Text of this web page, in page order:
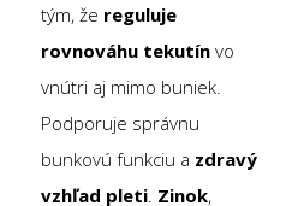
tým, že reguluje
rovnováhu tekutín vo
vnútri aj mimo buniek.
Podporuje správnu
bunkovú funkciu a zdravý
vzhľad pleti Zinok,